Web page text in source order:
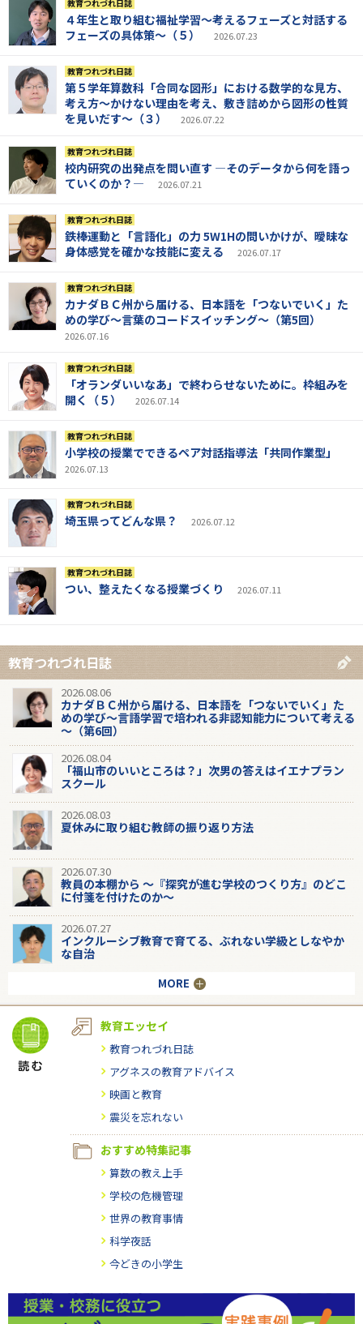
教育つれづれ日誌
４年生と取り組む福祉学習～考えるフェーズと対話する
フェーズの具体策～（５）
2026.07.23
教育つれづれ日誌
第５学年算数科「合同な図形」における数学的な見方、
考え方～かけない理由を考え、敷き詰めから図形の性質
を見いだす～（３）
2026.07.22
教育つれづれ日誌
校内研究の出発点を問い直す ―そのデータから何を語っ
ていくのか？―
2026.07.21
教育つれづれ日誌
鉄棒運動と「言語化」の力 5W1Hの問いかけが、曖昧な
身体感覚を確かな技能に変える
2026.07.17
教育つれづれ日誌
カナダＢＣ州から届ける、日本語を「つないでいく」た
めの学び～言葉のコードスイッチング～（第5回）
2026.07.16
教育つれづれ日誌
「オランダいいなあ」で終わらせないために。枠組みを
開く（５）
2026.07.14
教育つれづれ日誌
小学校の授業でできるペア対話指導法「共同作業型」
2026.07.13
教育つれづれ日誌
埼玉県ってどんな県？ 2026.07.12
教育つれづれ日誌
つい、整えたくなる授業づくり 2026.07.11
教育つれづれ日誌
2026.08.06
カナダＢＣ州から届ける、日本語を「つないでいく」た
めの学び～言語学習で培われる非認知能力について考える
～（第6回）
2026.08.04
「福山市のいいところは？」次男の答えはイエナプラン
スクール
2026.08.03
夏休みに取り組む教師の振り返り方法
2026.07.30
教員の本棚から 〜『探究が進む学校のつくり方』のどこ
に付箋を付けたのか〜
2026.07.27
インクルーシブ教育で育てる、ぶれない学級としなやか
な自治
MORE
教育エッセイ
教育つれづれ日誌
アグネスの教育アドバイス
映画と教育
震災を忘れない
おすすめ特集記事
算数の教え上手
学校の危機管理
世界の教育事情
科学夜話
今どきの小学生